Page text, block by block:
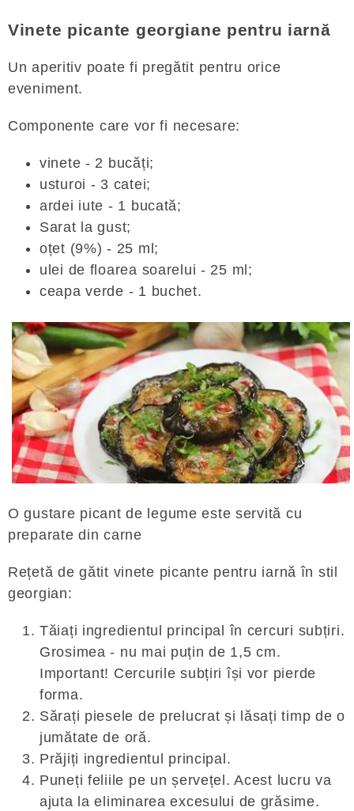
Vinete picante georgiane pentru iarnă
Un aperitiv poate fi pregătit pentru orice
eveniment.
Componente care vor fi necesare:
vinete - 2 bucăți;
usturoi - 3 catei;
ardei iute - 1 bucată;
Sarat la gust;
oțet (9%) - 25 ml;
ulei de floarea soarelui - 25 ml;
ceapa verde - 1 buchet.
O gustare picant de legume este servită cu
preparate din carne
Rețetă de gătit vinete picante pentru iarnă în stil
georgian:
Tăiați ingredientul principal în cercuri subțiri.
Grosimea - nu mai puțin de 1,5 cm.
Important! Cercurile subțiri își vor pierde
forma.
Sărați piesele de prelucrat și lăsați timp de o
jumătate de oră.
Prăjiți ingredientul principal.
Puneți feliile pe un șervețel. Acest lucru va
ajuta la eliminarea excesului de grăsime.